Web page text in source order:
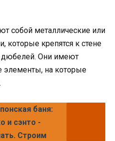
собой металлические или
которые крепятся к стене
Они имеют
на которые
баня:
и сэнто -
Строим